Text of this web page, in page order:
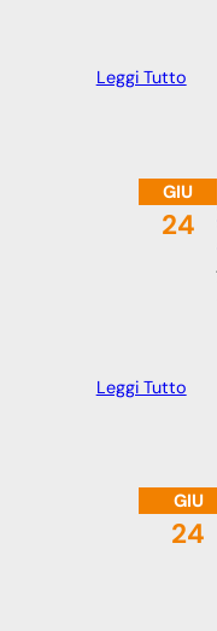
Leggi Tutto
GIU
24
Leggi Tutto
GIU
24